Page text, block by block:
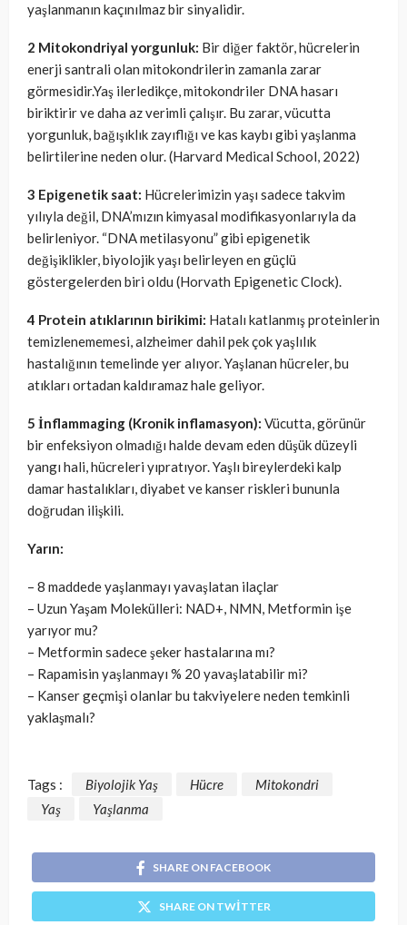
yaşlanmanın kaçınılmaz bir sinyalidir.
2 Mitokondriyal yorgunluk: Bir diğer faktör, hücrelerin
enerji santrali olan mitokondrilerin zamanla zarar
görmesidir.Yaş ilerledikçe, mitokondriler DNA hasarı
biriktirir ve daha az verimli çalışır. Bu zarar, vücutta
yorgunluk, bağışıklık zayıflığı ve kas kaybı gibi yaşlanma
belirtilerine neden olur. (Harvard Medical School, 2022)
3 Epigenetik saat: Hücrelerimizin yaşı sadece takvim
yılıyla değil, DNA’mızın kimyasal modifikasyonlarıyla da
belirleniyor. “DNA metilasyonu” gibi epigenetik
değişiklikler, biyolojik yaşı belirleyen en güçlü
göstergelerden biri oldu (Horvath Epigenetic Clock).
4 Protein atıklarının birikimi: Hatalı katlanmış proteinlerin
temizlenememesi, alzheimer dahil pek çok yaşlılık
hastalığının temelinde yer alıyor. Yaşlanan hücreler, bu
atıkları ortadan kaldıramaz hale geliyor.
5 İnflammaging (Kronik inflamasyon): Vücutta, görünür
bir enfeksiyon olmadığı halde devam eden düşük düzeyli
yangı hali, hücreleri yıpratıyor. Yaşlı bireylerdeki kalp
damar hastalıkları, diyabet ve kanser riskleri bununla
doğrudan ilişkili.
Yarın:
– 8 maddede yaşlanmayı yavaşlatan ilaçlar
– Uzun Yaşam Molekülleri: NAD+, NMN, Metformin işe
yarıyor mu?
– Metformin sadece şeker hastalarına mı?
– Rapamisin yaşlanmayı % 20 yavaşlatabilir mi?
– Kanser geçmişi olanlar bu takviyelere neden temkinli
yaklaşmalı?
Tags : Biyolojik Yaş Hücre
Mitokondri
Yaş
Yaşlanma
SHARE ON FACEBOOK
SHARE ON TWITTER